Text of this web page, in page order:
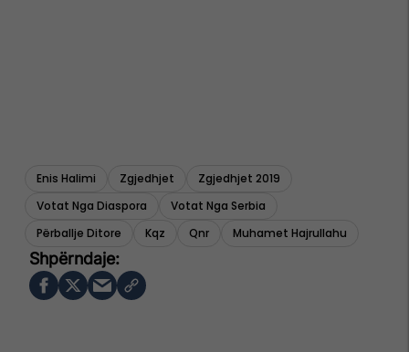
Enis Halimi Zgjedhjet
Zgjedhjet 2019
Votat Nga Diaspora
Votat Nga Serbia
Përballje Ditore
Kqz Qnr Muhamet Hajrullahu